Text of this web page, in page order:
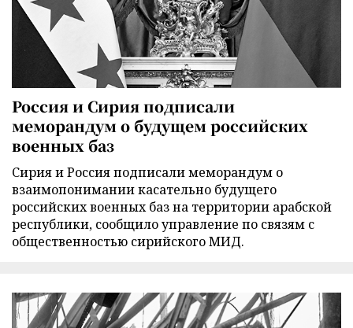
Россия и Сирия подписали
меморандум о будущем российских
военных баз
Сирия и Россия подписали меморандум о
взаимопонимании касательно будущего
российских военных баз на территории арабской
республики, сообщило управление по связям с
общественностью сирийского МИД.